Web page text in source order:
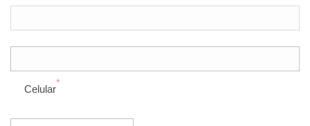
Celular
*